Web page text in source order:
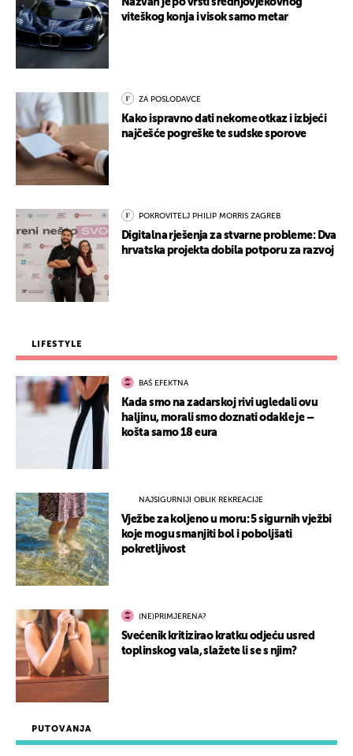
PUTOVANJA
Nazvan je po vrsti srednjovjekovnog
viteškog konja i visok samo metar
ZA POSLODAVCE
Kako ispravno dati nekome otkaz i izbjeći
najčešće pogreške te sudske sporove
POKROVITELJ PHILIP MORRIS ZAGREB
Digitalna rješenja za stvarne probleme: Dva
hrvatska projekta dobila potporu za razvoj
LIFESTYLE
BAŠ EFEKTNA
Kada smo na zadarskoj rivi ugledali ovu
haljinu, morali smo doznati odakle je –
košta samo 18 eura
NAJSIGURNIJI OBLIK REKREACIJE
Vježbe za koljeno u moru: 5 sigurnih vježbi
koje mogu smanjiti bol i poboljšati
pokretljivost
(NE)PRIMJERENA?
Svećenik kritizirao kratku odjeću usred
toplinskog vala, slažete li se s njim?